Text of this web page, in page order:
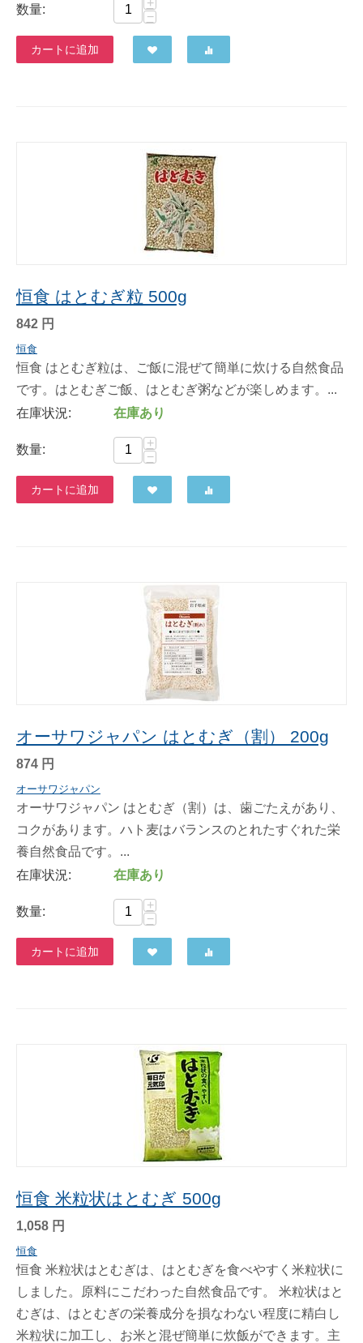
数量:
−
カートに追加
恒食 はとむぎ粒 500g
842 円
恒食
恒食 はとむぎ粒は、ご飯に混ぜて簡単に炊ける自然食品
です。はとむぎご飯、はとむぎ粥などが楽しめます。...
在庫状況:
在庫あり
数量:
+
−
カートに追加
オーサワジャパン はとむぎ（割） 200g
874 円
オーサワジャパン
オーサワジャパン はとむぎ（割）は、歯ごたえがあり、
コクがあります。ハト麦はバランスのとれたすぐれた栄
養自然食品です。...
在庫状況:
在庫あり
数量:
+
−
カートに追加
恒食 米粒状はとむぎ 500g
1,058 円
恒食
恒食 米粒状はとむぎは、はとむぎを食べやすく米粒状に
しました。原料にこだわった自然食品です。 米粒状はと
むぎは、はとむぎの栄養成分を損なわない程度に精白し
米粒状に加工し、お米と混ぜ簡単に炊飯ができます。主